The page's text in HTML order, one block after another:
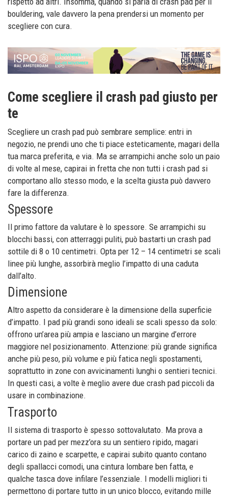
bouldering, vale davvero la pena prendersi un momento per
scegliere con cura.
Come scegliere il crash pad giusto per
te
Scegliere un crash pad può sembrare semplice: entri in
negozio, ne prendi uno che ti piace esteticamente, magari della
tua marca preferita, e via. Ma se arrampichi anche solo un paio
di volte al mese, capirai in fretta che non tutti i crash pad si
comportano allo stesso modo, e la scelta giusta può davvero
fare la differenza.
Spessore
Il primo fattore da valutare è lo spessore. Se arrampichi su
blocchi bassi, con atterraggi puliti, può bastarti un crash pad
sottile di 8 o 10 centimetri. Opta per 12 – 14 centimetri se scali
linee più lunghe, assorbirà meglio l’impatto di una caduta
dall’alto.
Dimensione
Altro aspetto da considerare è la dimensione della superficie
d’impatto. I pad più grandi sono ideali se scali spesso da solo:
offrono un’area più ampia e lasciano un margine d’errore
maggiore nel posizionamento. Attenzione: più grande significa
anche più peso, più volume e più fatica negli spostamenti,
soprattutto in zone con avvicinamenti lunghi o sentieri tecnici.
In questi casi, a volte è meglio avere due crash pad piccoli da
usare in combinazione.
Trasporto
Il sistema di trasporto è spesso sottovalutato. Ma prova a
portare un pad per mezz’ora su un sentiero ripido, magari
carico di zaino e scarpette, e capirai subito quanto contano
degli spallacci comodi, una cintura lombare ben fatta, e
qualche tasca dove infilare l’essenziale. I modelli migliori ti
permettono di portare tutto in un unico blocco, evitando mille